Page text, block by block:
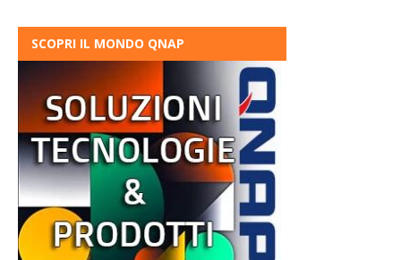
SCOPRI IL MONDO QNAP